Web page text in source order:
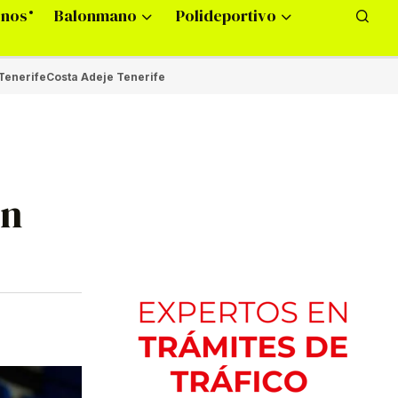
Balonmano Polideportivo
Costa Adeje Tenerife